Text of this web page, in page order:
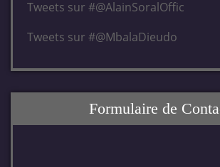
Tweets sur #@AlainSoralOffic
Tweets sur #@MbalaDieudo
Formulaire de